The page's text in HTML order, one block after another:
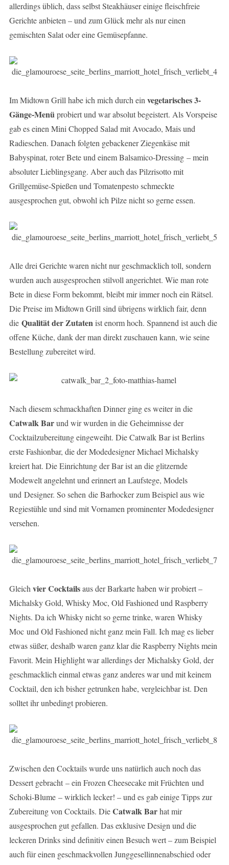
allerdings üblich, dass selbst Steakhäuser einige fleischfreie
Gerichte anbieten – und zum Glück mehr als nur einen
gemischten Salat oder eine Gemüsepfanne.
Im Midtown Grill habe ich mich durch ein vegetarisches 3-
Gänge-Menüprobiert und war absolut begeistert. Als Vorspeise
gab es einen Mini Chopped Salad mit Avocado, Mais und
Radieschen. Danach folgten gebackener Ziegenkäse mit
Babyspinat, roter Bete und einem Balsamico-Dressing – mein
absoluter Lieblingsgang. Aber auch das Pilzrisotto mit
Grillgemüse-Spießen und Tomatenpesto schmeckte
ausgesprochen gut, obwohl ich Pilze nicht so gerne essen.
Alle drei Gerichte waren nicht nur geschmacklich toll, sondern
wurden auch ausgesprochen stilvoll angerichtet. Wie man rote
Bete in diese Form bekommt, bleibt mir immer noch ein Rätsel.
Die Preise im Midtown Grill sind übrigens wirklich fair, denn
die Qualität der Zutatenist enorm hoch. Spannend ist auch die
offene Küche, dank der man direkt zuschauen kann, wie seine
Bestellung zubereitet wird.
Nach diesem schmackhaften Dinner ging es weiter in die
Catwalk Barund wir wurden in die Geheimnisse der
Cocktailzubereitung eingeweiht. Die Catwalk Bar ist Berlins
erste Fashionbar, die der Modedesigner Michael Michalsky
kreiert hat. Die Einrichtung der Bar ist an die glitzernde
Modewelt angelehnt und erinnert an Laufstege, Models
und Designer. So sehen die Barhocker zum Beispiel aus wie
Regiestühle und sind mit Vornamen prominenter Modedesigner
versehen.
Gleich vier Cocktailsaus der Barkarte haben wir probiert –
Michalsky Gold, Whisky Moc, Old Fashioned und Raspberry
Nights. Da ich Whisky nicht so gerne trinke, waren Whisky
Moc und Old Fashioned nicht ganz mein Fall. Ich mag es lieber
etwas süßer, deshalb waren ganz klar die Raspberry Nights mein
Favorit. Mein Highlight war allerdings der Michalsky Gold, der
geschmacklich einmal etwas ganz anderes war und mit keinem
Cocktail, den ich bisher getrunken habe, vergleichbar ist. Den
solltet ihr unbedingt probieren.
Zwischen den Cocktails wurde uns natürlich auch noch das
Dessert gebracht – ein Frozen Cheesecake mit Früchten und
Schoki-Blume – wirklich lecker! – und es gab einige Tipps zur
Zubereitung von Cocktails. DieCatwalk Barhat mir
ausgesprochen gut gefallen. Das exklusive Design und die
leckeren Drinks sind definitiv einen Besuch wert – zum Beispiel
auch für einen geschmackvollen Junggesellinnenabschied oder